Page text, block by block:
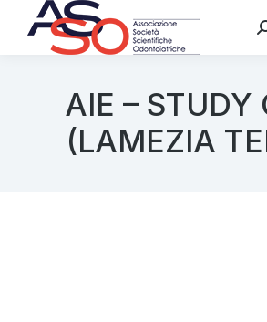
AIE – STUDY
(LAMEZIA